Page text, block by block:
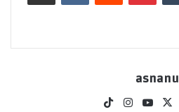
asnanu
فيسبوك
‫X
‫YouTubeانستقرام